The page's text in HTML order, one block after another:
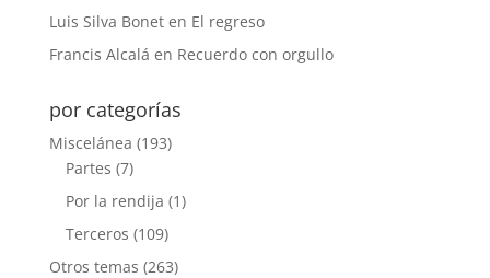
Luis Silva Boneten El regreso
Francis Alcalá en Recuerdo con orgullo
por categorías
Miscelánea (193)
Partes (7)
Por la rendija (1)
Terceros (109)
Otros temas (263)